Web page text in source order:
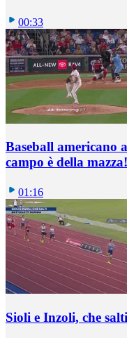
00:33
Baseball americano
campo è della mazza!
01:16
Sioli e Inzoli, che salti